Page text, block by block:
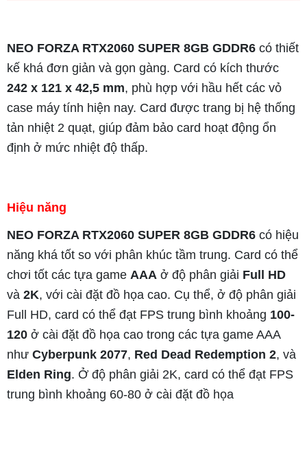
NEO FORZA RTX2060 SUPER 8GB GDDR6 có thiết
kế khá đơn giản và gọn gàng. Card có kích thước
242 x 121 x 42,5 mm, phù hợp với hầu hết các vỏ
case máy tính hiện nay. Card được trang bị hệ thống
tản nhiệt 2 quạt, giúp đảm bảo card hoạt động ổn
định ở mức nhiệt độ thấp.
Hiệu năng
NEO FORZA RTX2060 SUPER 8GB GDDR6 có hiệu
năng khá tốt so với phân khúc tầm trung. Card có thể
chơi tốt các tựa game AAA ở độ phân giải Full HD
và 2K, với cài đặt đồ họa cao. Cụ thể, ở độ phân giải
Full HD, card có thể đạt FPS trung bình khoảng 100-
120 ở cài đặt đồ họa cao trong các tựa game AAA
như Cyberpunk 2077, Red Dead Redemption 2, và
Elden Ring. Ở độ phân giải 2K, card có thể đạt FPS
trung bình khoảng 60-80 ở cài đặt đồ họa